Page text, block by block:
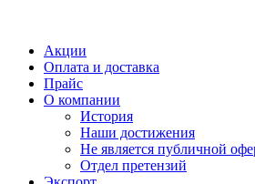
Акции
Оплата и доставка
Прайс
О компании
История
Наши достижения
Не является публичной
Отдел претензий